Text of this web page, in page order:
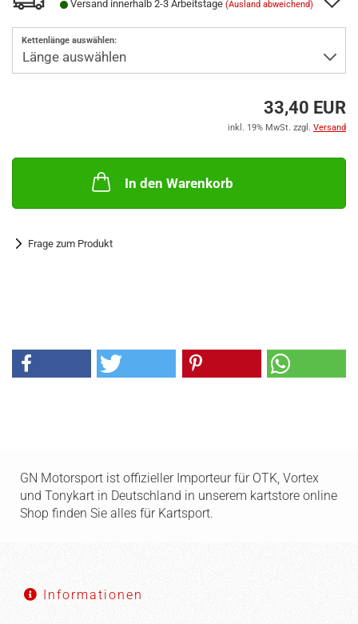
Versand innerhalb 2-3 Arbeitstage (Ausland abweichend)
Kettenlänge auswählen:
33,40 EUR
inkl. 19% MwSt. zzgl. Versand
In den Warenkorb
Frage zum Produkt
GN Motorsport ist offizieller Importeur für OTK, Vortex
und Tonykart in Deutschland in unserem kartstore online
Shop finden Sie alles für Kartsport.
Informationen